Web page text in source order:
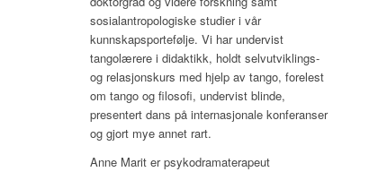
sosialantropologiske studier i vår
kunnskapsportefølje. Vi har undervist
tangolærere i didaktikk, holdt selvutviklings-
og relasjonskurs med hjelp av tango, forelest
om tango og filosofi, undervist blinde,
presentert dans på internasjonale konferanser
og gjort mye annet rart.
Anne Marit er psykodramaterapeut